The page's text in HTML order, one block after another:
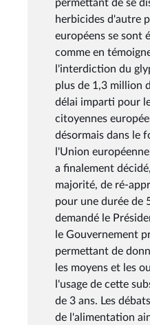
permettant de se
herbicides d'autre
européens se sont
comme en
l'interdiction du
plus de 1,3 million
délai imparti pour
citoyennes
désormais dans le
l'Union
a finalement
majorité, de ré-
pour une durée de
demandé le
le Gouvernement
permettant de
les moyens et les
l'usage de cette
de 3 ans. Les
de l'alimentation